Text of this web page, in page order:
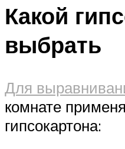
Какой
выбрать
Для
комнате
гипсокартона: